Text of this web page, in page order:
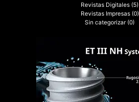
Revistas Digitales (5)
Revistas Impresas (0)
Sin categorizar (0)